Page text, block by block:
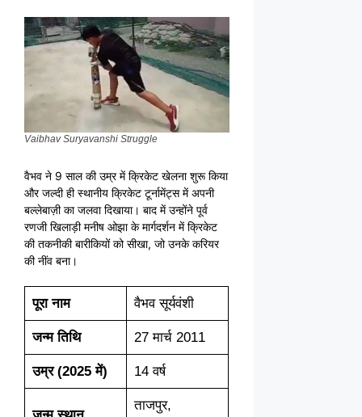
Vaibhav Suryavanshi Struggle
वैभव ने 9 साल की उम्र में क्रिकेट खेलना शुरू किया
और जल्दी ही स्थानीय क्रिकेट टूर्नामेंट्स में अपनी
बल्लेबाज़ी का जलवा दिखाया। बाद में उन्होंने पूर्व
रणजी खिलाड़ी मनीष ओझा के मार्गदर्शन में क्रिकेट
की तकनीकी बारीकियों को सीखा, जो उनके करियर
की नींव बना।
पूरा नाम वैभव सूर्यवंशी
जन्म तिथि 27 मार्च 2011
उम्र (2025 में) 14 वर्ष
ताजपुर,